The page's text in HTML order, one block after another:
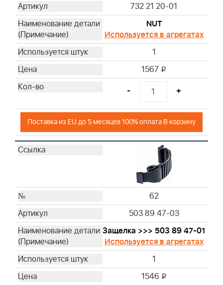
732 21 20-01
NUT
Используется в агрегатах
1
1567 i
- +
Поставка из EU до 5 месяцев 100% оплата В корзину
62
503 89 47-03
Защелка >>> 503 89 47-01
Используется в агрегатах
1
1546 i